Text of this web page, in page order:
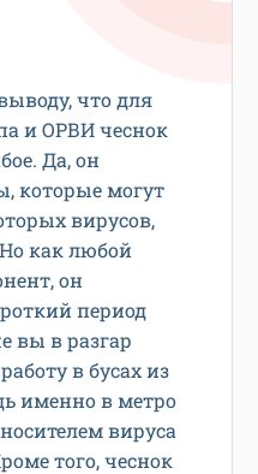
что для
и ОРВИ чеснок
Да, он
которые могут
вирусов,
как любой
он
период
вы в разгар
в бусах из
именно в метро
вируса
того, чеснок